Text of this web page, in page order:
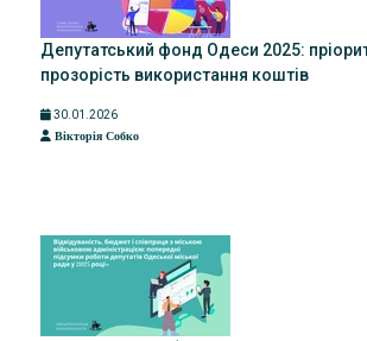
Депутатський фонд Одеси 2025:
прозорість використання коштів
30.01.2026
Вікторія Собко